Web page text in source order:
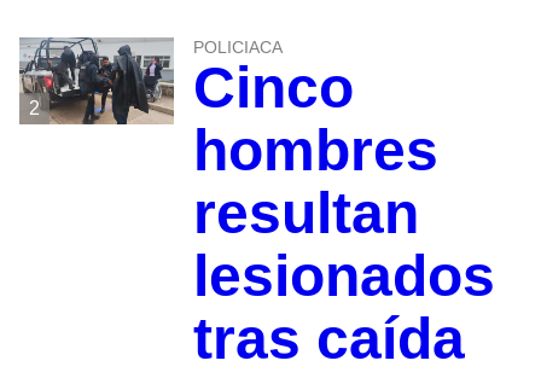
2
POLICIACA
Cinco
hombres
resultan
lesionados
tras caída